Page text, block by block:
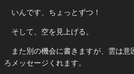
いんです、ちょっとずつ！
そして、空を見上げる。
また別の機会に書きますが、雲は意
ろメッセージくれます。